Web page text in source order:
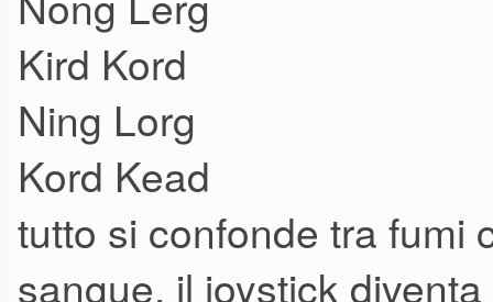
Kird Kord
Ning Lorg
Kord Kead
tutto si confonde tra fumi
sangue, il joystick